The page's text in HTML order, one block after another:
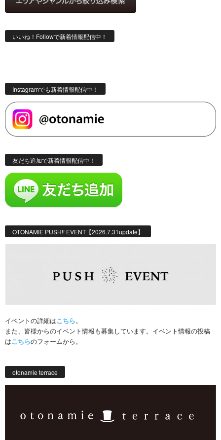
いいね！Followで新着情報配信中！
Instagramでも新着情報配信中！
友だち追加で新着情報配信中！
OTONAMIE PUSH!! EVENT【2026.7.31update】
イベントの詳細はこちら。
また、皆様からのイベント情報も募集しています。イベント情報の投稿
はこちらのフォームから。
otonamie terrace